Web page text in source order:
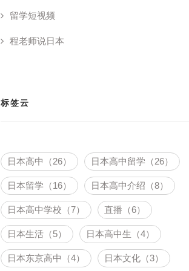
留学短视频
程老师说日本
标签云
日本高中（26） 日本高中留学（26）
日本留学（16） 日本高中介绍（8）
日本高中学校（7） 直播（6）
日本生活（5） 日本高中生（4）
日本东京高中（4） 日本文化（3）